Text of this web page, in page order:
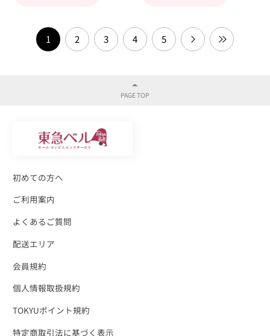
1 2 3 4 5
初めての方へ
ご利用案内
よくあるご質問
配送エリア
会員規約
個人情報取扱規約
TOKYUポイント規約
特定商取引法に基づく表示